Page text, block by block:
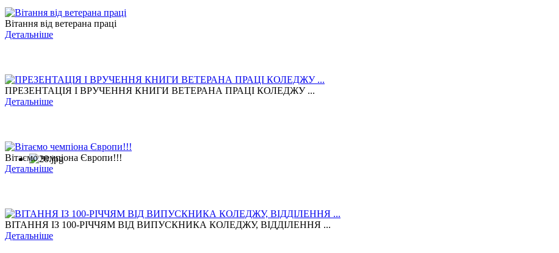
Вітання від ветерана праці
Детальніше
ПРЕЗЕНТАЦІЯ І ВРУЧЕННЯ КНИГИ ВЕТЕРАНА ПРАЦІ КОЛЕДЖУ ...
Детальніше
Вітаємо чемпіона Європи!!!
Детальніше
ВІТАННЯ ІЗ 100-РІЧЧЯМ ВІД ВИПУСКНИКА КОЛЕДЖУ, ВІДДІЛЕННЯ ...
Детальніше